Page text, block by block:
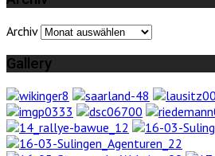
Archiv
Gallery